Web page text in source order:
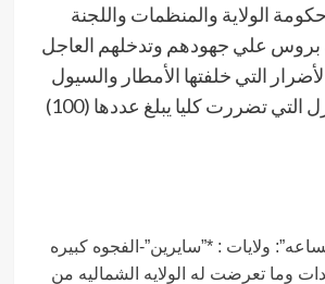
الولاية والمنظمات واللجنة
بروس علي جهودهم وتدخلهم العاجل
التي خلفتها الأمطار والسيول
وأكد أن عدد المنازل التي تضررت كليا يبلغ عددها (100)
ولايات : *”سايرين”-الفجوه كبيره
وما تعرضت له الولايه الشماليه من